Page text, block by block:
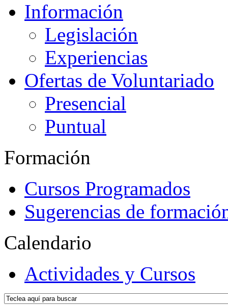
Información
Legislación
Experiencias
Ofertas de Voluntariado
Presencial
Puntual
Formación
Cursos Programados
Sugerencias de
Calendario
Actividades y Cursos